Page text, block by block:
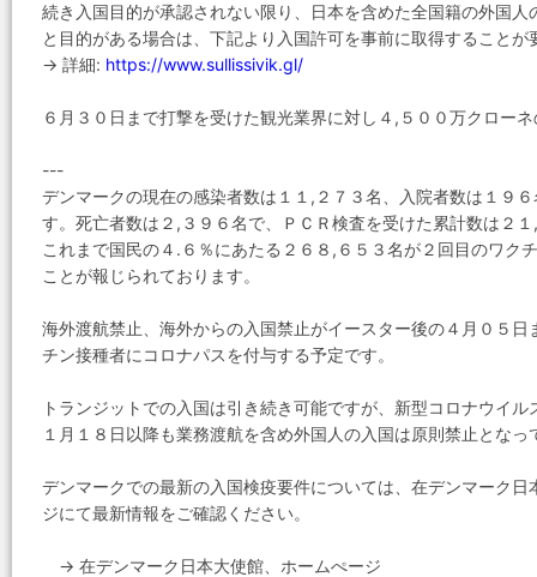
続き入国目的が承認されない限り、日本を含めた全国籍の外国
と目的がある場合は、下記より入国許可を事前に取得することが
→ 詳細: https://www.sullissivik.gl/
６月３０日まで打撃を受けた観光業界に対し４,５００万クロー
---
デンマークの現在の感染者数は１１,２７３名、入院者数は１９
す。死亡者数は２,３９６名で、ＰＣＲ検査を受けた累計数は２
これまで国民の４.６％にあたる２６８,６５３名が２回目のワク
ことが報じられております。
海外渡航禁止、海外からの入国禁止がイースター後の４月０５
チン接種者にコロナパスを付与する予定です。
トランジットでの入国は引き続き可能ですが、新型コロナウイ
１月１８日以降も業務渡航を含め外国人の入国は原則禁止とな
デンマークでの最新の入国検疫要件については、在デンマーク
ジにて最新情報をご確認ください。
→ 在デンマーク日本大使館、ホームぺージ